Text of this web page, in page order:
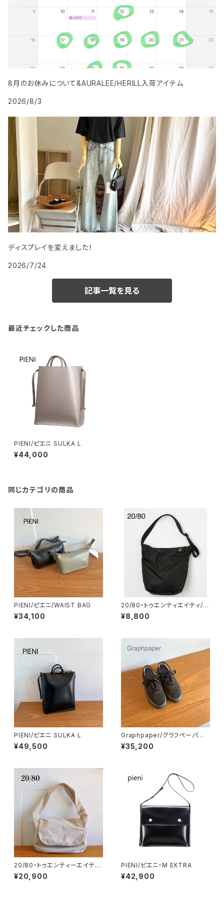
8月のお休みについて&AURALEE/HERILL入荷アイテム
2026/8/3
ディスプレイを変えました！
2026/7/24
記事一覧を見る
最近チェックした商品
PIENI/ピエニ SULKA L
¥44,000
同じカテゴリの商品
PIENI/ピエニ/WAIST BAG
¥34,100
20/80・トゥエンティエイティ/ri
p stop shoulder messeng
er bag
¥8,800
PIENI/ピエニ SULKA L
¥49,500
Graphpaper/グラフペーパー・
REPRODUCTION OF FOUN
D for Graphpaper US NAVY
¥35,200
20/80・トゥエンティーエイティ
ー/Product dyed #8 canva
smessenger bag
¥20,900
PIENI/ピエニ・M EXTRA
¥42,900